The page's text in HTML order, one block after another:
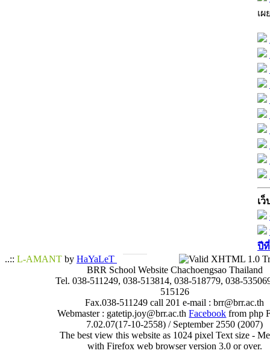
เ
เว็
ปี
..:: L-AMANT by HaYaLeT
BRR School Website Chachoengsao Thailand
Tel. 038-511249, 038-513814, 038-518779, 038-
515126
Fax.038-511249 call 201 e-mail : brr@brr.ac.th
Webmaster : gatetip.joy@brr.ac.thFacebook from php
7.02.07(17-10-2558) / September 2550 (2007)
The best view this website as 1024 pixel Text size -
with Firefox web browser version 3.0 or over.